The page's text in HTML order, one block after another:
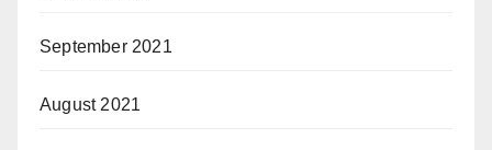
September 2021
August 2021